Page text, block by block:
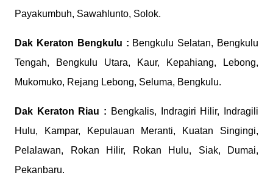
Payakumbuh, Sawahlunto, Solok.
Dak Keraton Bengkulu : Bengkulu Selatan, Bengkulu
Tengah, Bengkulu Utara, Kaur, Kepahiang, Lebong,
Mukomuko, Rejang Lebong, Seluma, Bengkulu.
Dak Keraton Riau : Bengkalis, Indragiri Hilir, Indragili
Hulu, Kampar, Kepulauan Meranti, Kuatan Singingi,
Pelalawan, Rokan Hilir, Rokan Hulu, Siak, Dumai,
Pekanbaru.